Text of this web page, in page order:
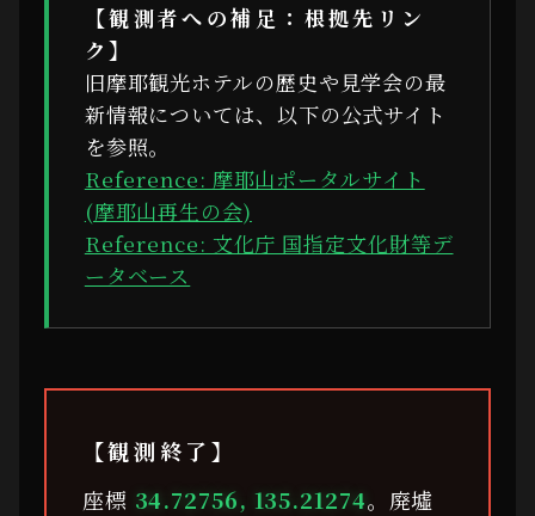
【観測者への補足：根拠先リン
ク】
旧摩耶観光ホテルの歴史や見学会の最
新情報については、以下の公式サイト
を参照。
Reference: 摩耶山ポータルサイト
(摩耶山再生の会)
Reference: 文化庁 国指定文化財等デ
ータベース
【観測終了】
座標 34.72756, 135.21274。廃墟